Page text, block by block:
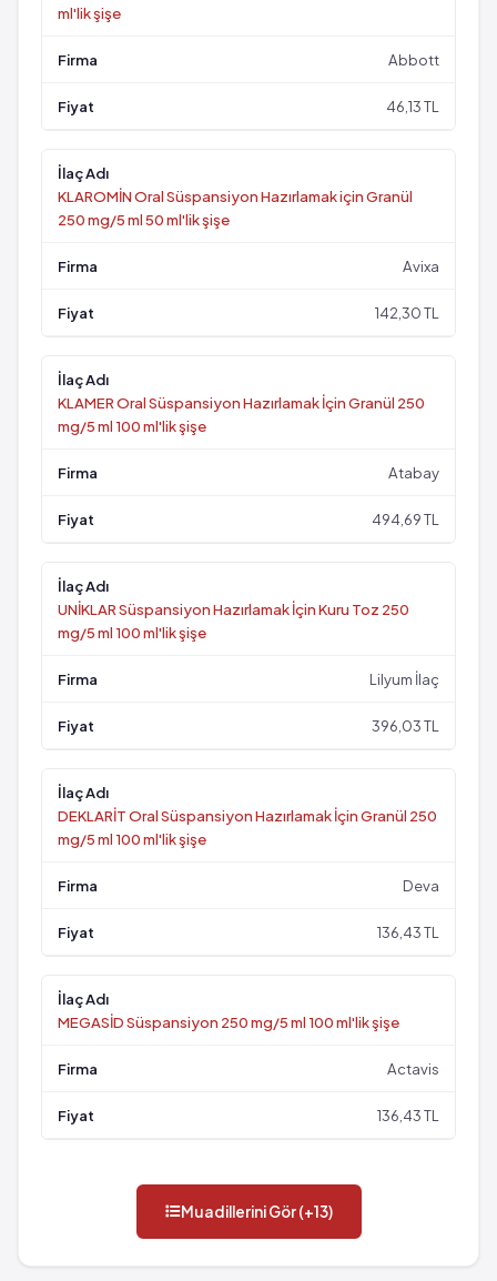
ml'lik şişe
Abbott
46,13 TL
KLAROMİN Oral Süspansiyon Hazırlamak için Granül
250 mg/5 ml 50 ml'lik şişe
Avixa
142,30 TL
KLAMER Oral Süspansiyon Hazırlamak İçin Granül 250
mg/5 ml 100 ml'lik şişe
Atabay
494,69 TL
UNİKLAR Süspansiyon Hazırlamak İçin Kuru Toz 250
mg/5 ml 100 ml'lik şişe
Lilyum İlaç
396,03 TL
DEKLARİT Oral Süspansiyon Hazırlamak İçin Granül 250
mg/5 ml 100 ml'lik şişe
Deva
136,43 TL
MEGASİD Süspansiyon 250 mg/5 ml 100 ml'lik şişe
Actavis
136,43 TL
Muadillerini Gör (+13)